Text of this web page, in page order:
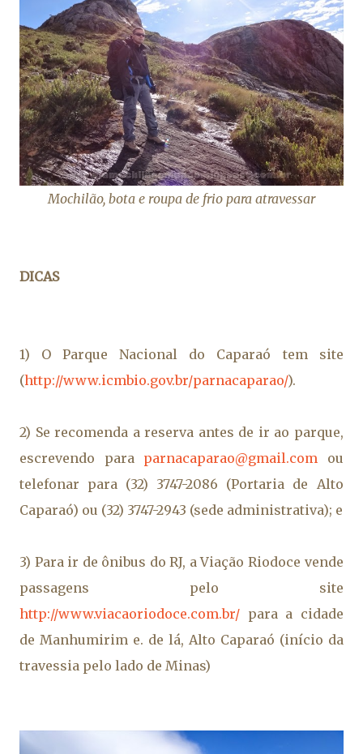
Mochilão, bota e roupa de frio para atravessar
DICAS
1) O Parque Nacional do Caparaó tem site
(http://www.icmbio.gov.br/parnacaparao/).
2) Se recomenda a reserva antes de ir ao parque,
escrevendo para parnacaparao@gmail.com ou
telefonar para (32) 3747-2086 (Portaria de Alto
Caparaó) ou (32) 3747-2943 (sede administrativa); e
3) Para ir de ônibus do RJ, a Viação Riodoce vende
passagens pelo site
http://www.viacaoriodoce.com.br/ para a cidade
de Manhumirim e. de lá, Alto Caparaó (início da
travessia pelo lado de Minas)